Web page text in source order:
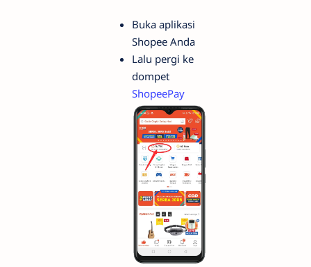
Buka aplikasi
Shopee Anda
Lalu pergi ke
dompet
ShopeePay